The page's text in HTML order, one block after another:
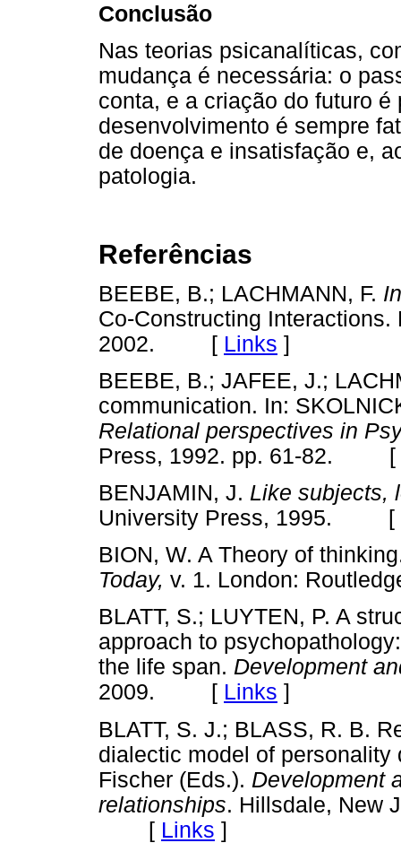
Conclusão
Nas teorias psicanalíticas,
mudança é necessária: o
conta, e a criação do futuro
desenvolvimento é sempre
de doença e insatisfação e,
patologia.
Referências
BEEBE, B.; LACHMANN, F.
Co-Constructing
2002. [ Links ]
BEEBE, B.; JAFEE, J.;
communication. In:
Relational perspectives in
Press, 1992. pp. 61-82. [
BENJAMIN, J. Like subjects,
University Press, 1995. [
BION, W. A Theory of
Today, v. 1. London:
BLATT, S.; LUYTEN, P. A
approach to
the life span. Development
2009. [ Links ]
BLATT, S. J.; BLASS, R. B.
dialectic model of personality
Fischer (Eds.). Development
relationships. Hillsdale, New
[ Links ]